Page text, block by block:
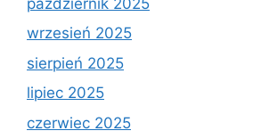
wrzesień 2025
sierpień 2025
lipiec 2025
czerwiec 2025